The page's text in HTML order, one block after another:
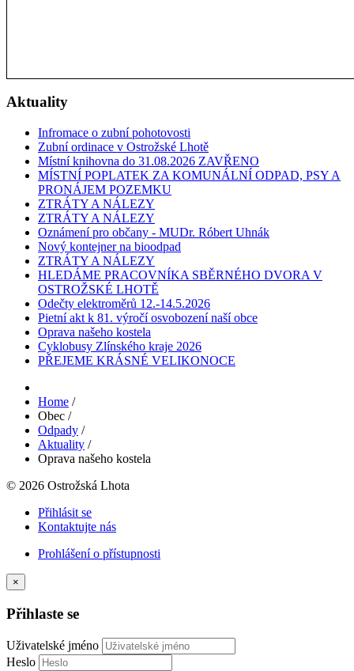
Aktuality
Infromace o zubní pohotovosti
Zubní ordinace v Ostrožské Lhotě
Místní knihovna do 31.08.2026 ZAVŘENO
MÍSTNÍ POPLATEK ZA KOMUNÁLNÍ ODPAD, PSY A
PRONÁJEM POZEMKU
ZTRÁTY A NÁLEZY
ZTRÁTY A NÁLEZY
Oznámení pro občany - MUDr. Róbert Uhnák
Nový kontejner na bioodpad
ZTRÁTY A NÁLEZY
HLEDÁME PRACOVNÍKA SBĚRNÉHO DVORA V
OSTROŽSKÉ LHOTĚ
Odečty elektroměrů 12.-14.5.2026
Pietní akt k 81. výročí osvobození naší obce
Oprava našeho kostela
Cyklobusy Zlínského kraje 2026
PŘEJEME KRÁSNÉ VELIKONOCE
Home /
Obec /
Odpady /
Aktuality /
Oprava našeho kostela
© 2026 Ostrožská Lhota
Přihlásit se
Kontaktujte nás
Prohlášení o přístupnosti
×
Přihlaste se
Uživatelské jméno
Heslo